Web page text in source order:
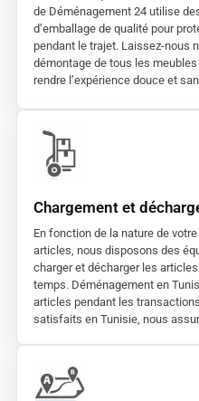
de Déménagement 24 utilise
d’emballage de qualité pour
pendant le trajet. Laissez-nous
démontage de tous les
rendre l’expérience douce et
Chargement et
En fonction de la nature de
articles, nous disposons des
charger et décharger les
temps. Déménagement en
articles pendant les
satisfaits en Tunisie, nous